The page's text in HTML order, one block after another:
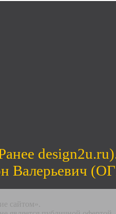
Валерьевич
сайтом».